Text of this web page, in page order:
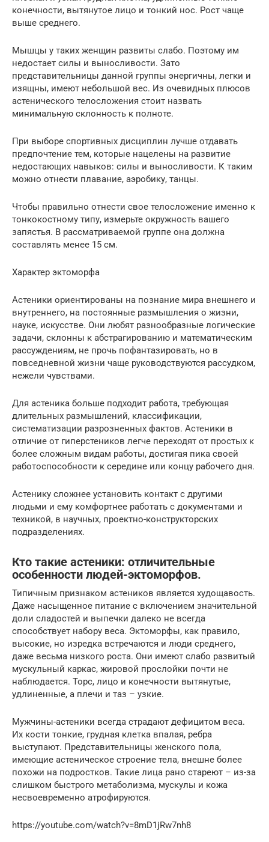
конечности, вытянутое лицо и тонкий нос. Рост чаще
выше среднего.
Мышцы у таких женщин развиты слабо. Поэтому им
недостает силы и выносливости. Зато
представительницы данной группы энергичны, легки и
изящны, имеют небольшой вес. Из очевидных плюсов
астенического телосложения стоит назвать
минимальную склонность к полноте.
При выборе спортивных дисциплин лучше отдавать
предпочтение тем, которые нацелены на развитие
недостающих навыков: силы и выносливости. К таким
можно отнести плавание, аэробику, танцы.
Чтобы правильно отнести свое телосложение именно к
тонкокостному типу, измерьте окружность вашего
запястья. В рассматриваемой группе она должна
составлять менее 15 см.
Характер эктоморфа
Астеники ориентированы на познание мира внешнего и
внутреннего, на постоянные размышления о жизни,
науке, искусстве. Они любят разнообразные логические
задачи, склонны к абстрагированию и математическим
рассуждениям, не прочь пофантазировать, но в
повседневной жизни чаще руководствуются рассудком,
нежели чувствами.
Для астеника больше подходит работа, требующая
длительных размышлений, классификации,
систематизации разрозненных фактов. Астеники в
отличие от гиперстеников легче переходят от простых к
более сложным видам работы, достигая пика своей
работоспособности к середине или концу рабочего дня.
Астенику сложнее установить контакт с другими
людьми и ему комфортнее работать с документами и
техникой, в научных, проектно-конструкторских
подразделениях.
Кто такие астеники: отличительные
особенности людей-эктоморфов.
Типичным признаком астеников является худощавость.
Даже насыщенное питание с включением значительной
доли сладостей и выпечки далеко не всегда
способствует набору веса. Эктоморфы, как правило,
высокие, но изредка встречаются и люди среднего,
даже весьма низкого роста. Они имеют слабо развитый
мускульный каркас, жировой прослойки почти не
наблюдается. Торс, лицо и конечности вытянутые,
удлиненные, а плечи и таз – узкие.
Мужчины-астеники всегда страдают дефицитом веса.
Их кости тонкие, грудная клетка впалая, ребра
выступают. Представительницы женского пола,
имеющие астеническое строение тела, внешне более
похожи на подростков. Такие лица рано стареют – из-за
слишком быстрого метаболизма, мускулы и кожа
несвоевременно атрофируются.
https://youtube.com/watch?v=8mD1jRw7nh8